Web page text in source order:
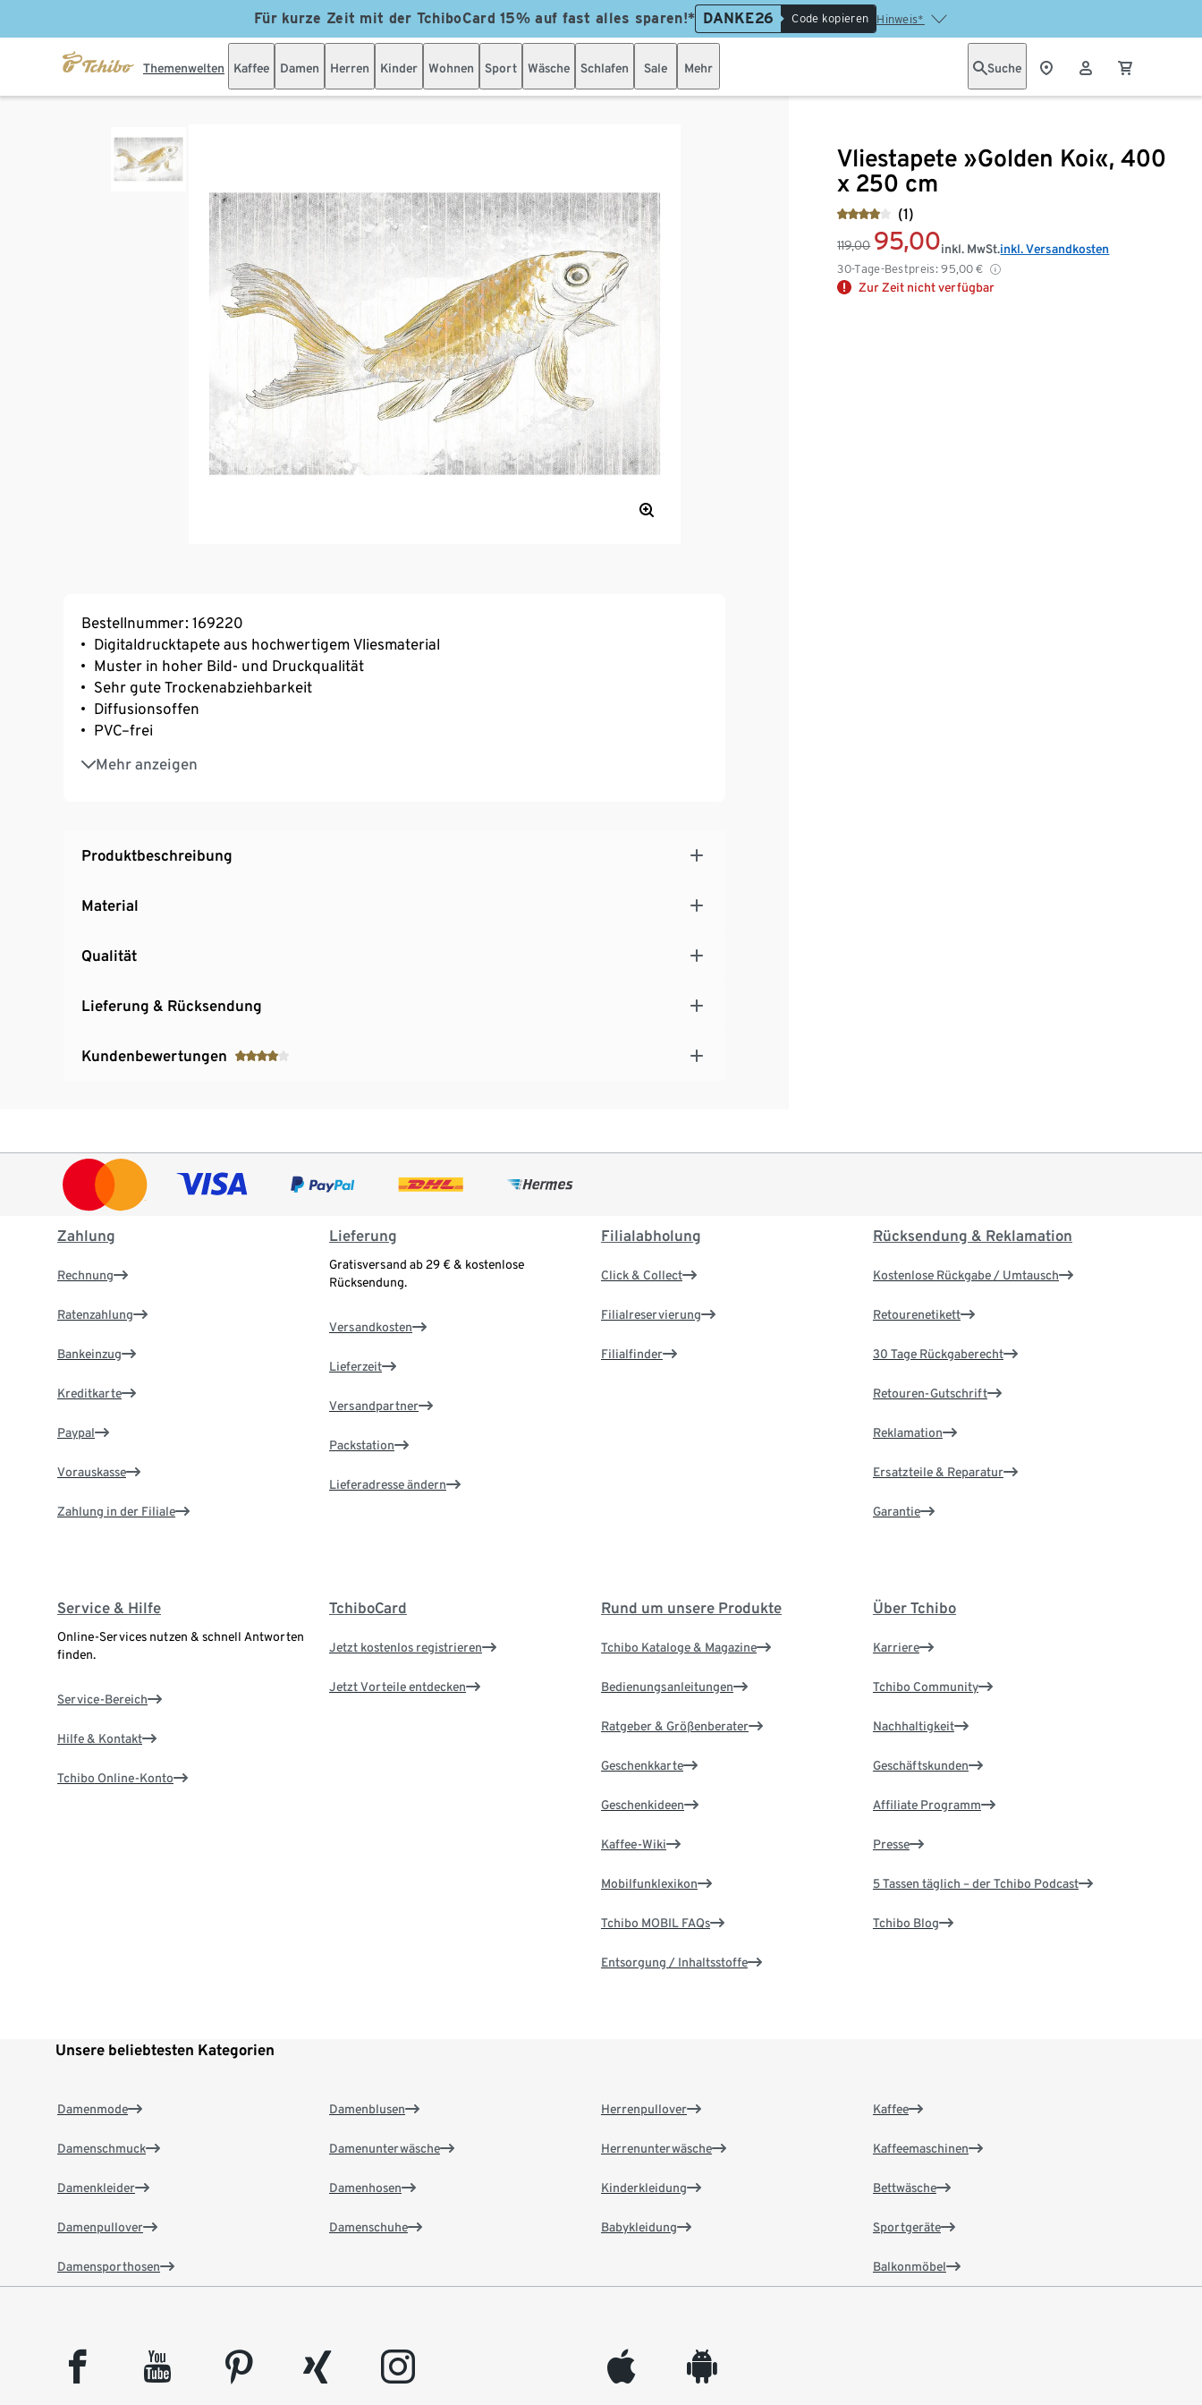
Für kurze Zeit mit der TchiboCard 15% auf fast alles sparen!* DANKE26 Code kopieren Hinweis*
Themenwelten Kaffee Damen Herren Kinder Wohnen Sport Wäsche Schlafen Sale Mehr Suche
Vliestapete »Golden Koi«, 400
x 250 cm
(1)
119,00 95,00
30-Tage-Bestpreis: 95,00 €
inkl. MwSt.inkl. Versandkosten
Zur Zeit nicht verfügbar
Bestellnummer: 169220
Digitaldrucktapete aus hochwertigem Vliesmaterial
Muster in hoher Bild- und Druckqualität
Sehr gute Trockenabziehbarkeit
Diffusionsoffen
PVC–frei
Mehr anzeigen
Matte Oberfläche mit Textilcharakter
MADE IN GERMANY
Produktbeschreibung
Material
Qualität
Lieferung & Rücksendung
Kundenbewertungen
Zahlung
Rechnung
Ratenzahlung
Bankeinzug
Kreditkarte
Paypal
Vorauskasse
Zahlung in der Filiale
Lieferung
Gratisversand ab 29 € & kostenlose
Rücksendung.
Versandkosten
Lieferzeit
Versandpartner
Packstation
Lieferadresse ändern
Filialabholung
Click & Collect
Filialreservierung
Filialfinder
Rücksendung & Reklamation
Kostenlose Rückgabe / Umtausch
Retourenetikett
30 Tage Rückgaberecht
Retouren-Gutschrift
Reklamation
Ersatzteile & Reparatur
Garantie
Service & Hilfe
Online-Services nutzen & schnell Antworten
finden.
Service-Bereich
Hilfe & Kontakt
Tchibo Online-Konto
TchiboCard
Jetzt kostenlos registrieren
Jetzt Vorteile entdecken
Rund um unsere Produkte
Tchibo Kataloge & Magazine
Bedienungsanleitungen
Ratgeber & Größenberater
Geschenkkarte
Geschenkideen
Kaffee-Wiki
Mobilfunklexikon
Tchibo MOBIL FAQs
Entsorgung / Inhaltsstoffe
Über Tchibo
Karriere
Tchibo Community
Nachhaltigkeit
Geschäftskunden
Affiliate Programm
Presse
5 Tassen täglich – der Tchibo Podcast
Tchibo Blog
Unsere beliebtesten Kategorien
Damenmode
Damenschmuck
Damenkleider
Damenpullover
Damensporthosen
Damenblusen
Damenunterwäsche
Damenhosen
Damenschuhe
Herrenpullover
Herrenunterwäsche
Kinderkleidung
Babykleidung
Kaffee
Kaffeemaschinen
Bettwäsche
Sportgeräte
Balkonmöbel
facebook youtube pinterest xing instagram appleinc android